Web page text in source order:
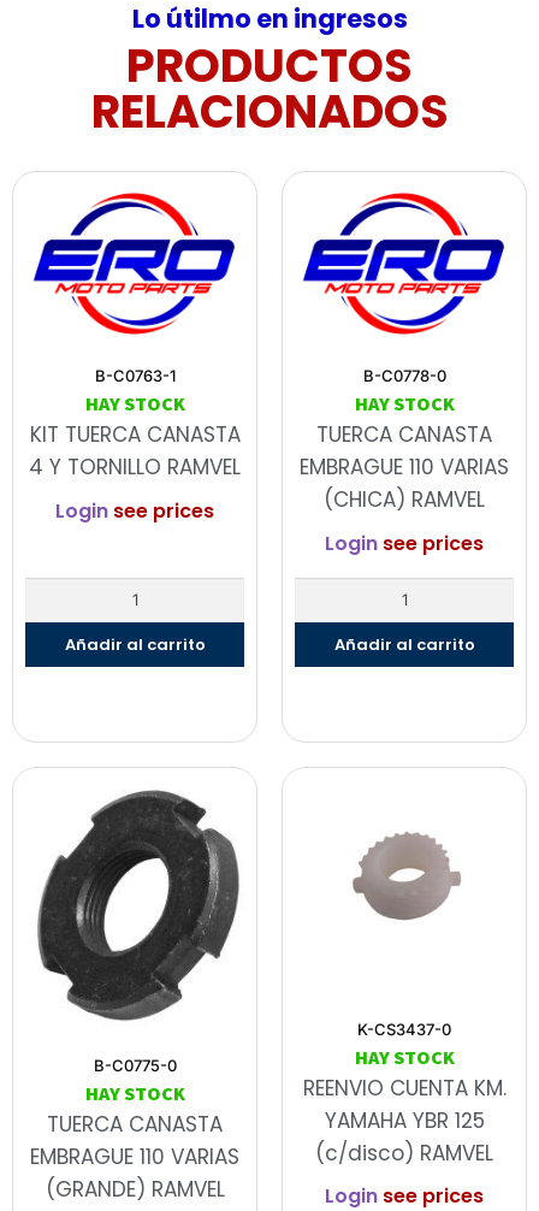
Lo útilmo en ingresos
PRODUCTOS
RELACIONADOS
B-C0763-1
HAY STOCK
KIT TUERCA CANASTA
4 Y TORNILLO RAMVEL
Login see prices
Añadir al carrito
B-C0778-0
HAY STOCK
TUERCA CANASTA
EMBRAGUE 110 VARIAS
(CHICA) RAMVEL
Login see prices
Añadir al carrito
B-C0775-0
HAY STOCK
TUERCA CANASTA
EMBRAGUE 110 VARIAS
(GRANDE) RAMVEL
K-CS3437-0
HAY STOCK
REENVIO CUENTA KM.
YAMAHA YBR 125
(c/disco) RAMVEL
Login see prices